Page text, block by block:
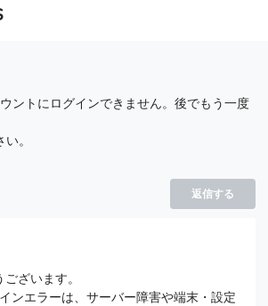
ントにログインできません。後でもう一度
。
返信する
ざいます。
ンエラーは、サーバー障害や端末・設定